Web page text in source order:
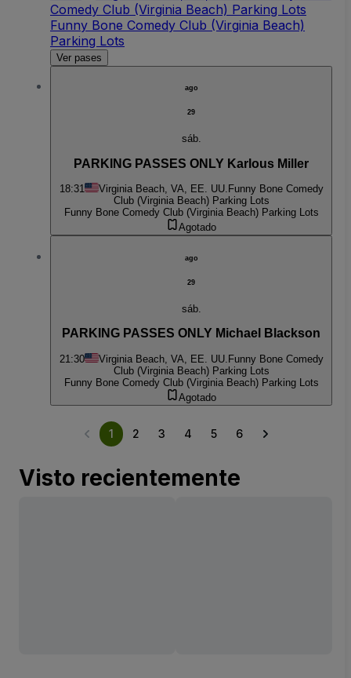
Comedy Club (Virginia Beach) Parking Lots
Funny Bone Comedy Club (Virginia Beach)
Parking Lots
Ver pases
ago
29
sáb.
PARKING PASSES ONLY Karlous Miller
18:31 Virginia Beach, VA, EE. UU. Funny Bone Comedy
Club (Virginia Beach) Parking Lots
Funny Bone Comedy Club (Virginia Beach) Parking Lots
Agotado
ago
29
sáb.
PARKING PASSES ONLY Michael Blackson
21:30 Virginia Beach, VA, EE. UU. Funny Bone Comedy
Club (Virginia Beach) Parking Lots
Funny Bone Comedy Club (Virginia Beach) Parking Lots
Agotado
1 2 3 4 5 6
Visto recientemente